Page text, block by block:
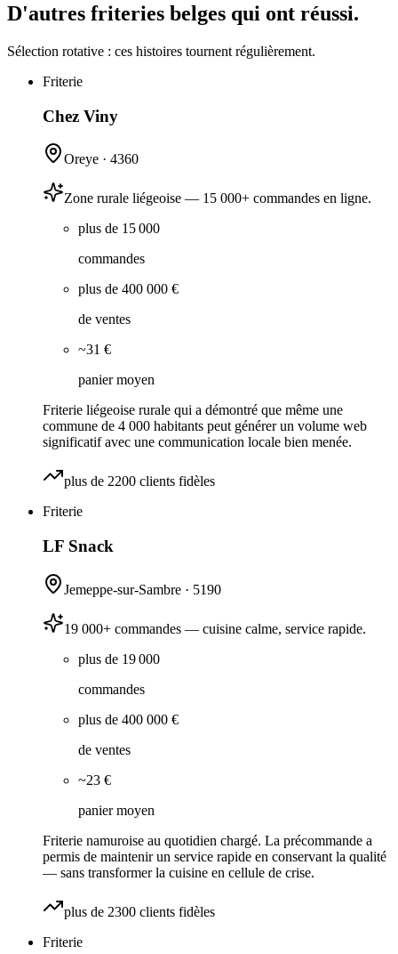
D'autres friteries belges qui ont réussi.
Sélection rotative : ces histoires tournent régulièrement.
Friterie
Chez Viny
Oreye · 4360
Zone rurale liégeoise — 15 000+ commandes en ligne.
plus de 15 000
commandes
plus de 400 000 €
de ventes
~31 €
panier moyen
Friterie liégeoise rurale qui a démontré que même une
commune de 4 000 habitants peut générer un volume web
significatif avec une communication locale bien menée.
plus de 2200 clients fidèles
Friterie
LF Snack
Jemeppe-sur-Sambre · 5190
19 000+ commandes — cuisine calme, service rapide.
plus de 19 000
commandes
plus de 400 000 €
de ventes
~23 €
panier moyen
Friterie namuroise au quotidien chargé. La précommande a
permis de maintenir un service rapide en conservant la qualité
— sans transformer la cuisine en cellule de crise.
plus de 2300 clients fidèles
Friterie